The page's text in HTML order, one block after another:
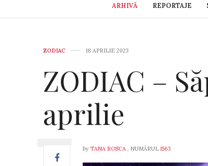
ARHIVĂ REPORTAJE
ZODIAC 18 APRILIE 2023
ZODIAC –
aprilie
by TANA ROSCA , NUMĂRUL 1563